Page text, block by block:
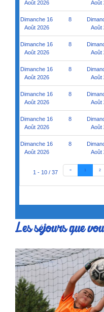
Août 2026
Août
Dimanche 16
Août 2026
8
Août
Dimanche 16
Août 2026
8
Août
Dimanche 16
Août 2026
8
Août
Dimanche 16
Août 2026
8
Août
Dimanche 16
Août 2026
8
Août
Dimanche 16
Août 2026
8
Août
1 - 10 / 37 < 1 2
Les séjours que